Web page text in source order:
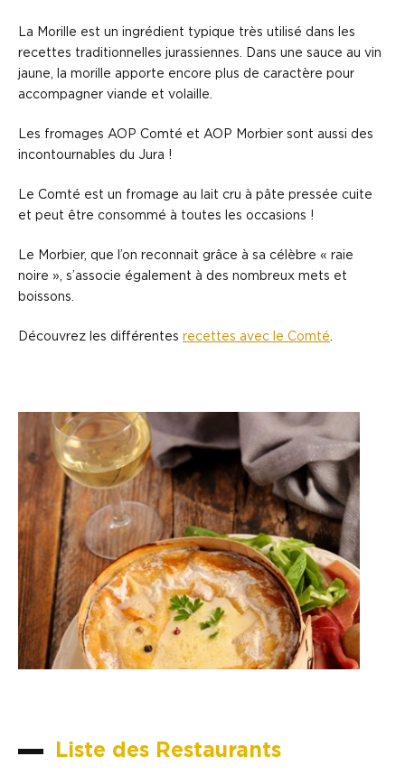
La Morille est un ingrédient typique très utilisé dans les
recettes traditionnelles jurassiennes. Dans une sauce au vin
jaune, la morille apporte encore plus de caractère pour
accompagner viande et volaille.
Les fromages AOP Comté et AOP Morbier sont aussi des
incontournables du Jura !
Le Comté est un fromage au lait cru à pâte pressée cuite
et peut être consommé à toutes les occasions !
Le Morbier, que l’on reconnait grâce à sa célèbre « raie
noire », s’associe également à des nombreux mets et
boissons.
Découvrez les différentes recettes avec le Comté.
Liste des Restaurants